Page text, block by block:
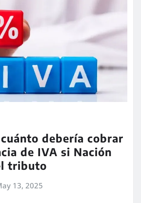
debería cobrar
de IVA si Nación
tributo
13, 2025